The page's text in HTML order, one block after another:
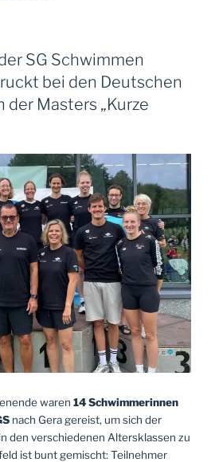
SG Schwimmen
bei den Deutschen
Masters „Kurze
waren 14 Schwimmerinnen
nach Gera gereist, um sich der
den verschiedenen Altersklassen zu
ist bunt gemischt: Teilnehmer